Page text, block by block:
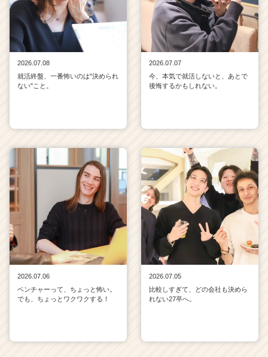
2026.07.08
就活終盤、一番怖いのは"決められ
ない"こと。
2026.07.07
今、本気で就活しないと、あとで
後悔するかもしれない。
2026.07.06
ベンチャーって、ちょっと怖い。
でも、ちょっとワクワクする！
2026.07.05
比較しすぎて、どの会社も決めら
れない27卒へ。